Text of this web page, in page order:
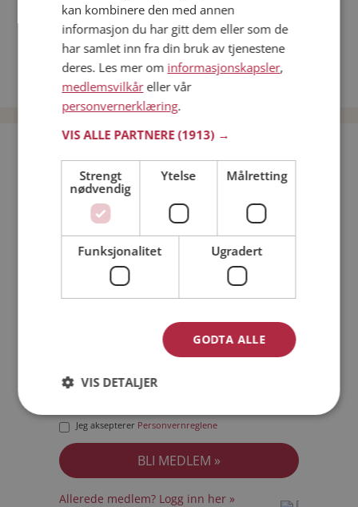
Kvinner fra Lillestrøm
Date kvinner i Norge
Date menn i Norge
Jeg er en: Mann Kvinne
Min alder:
Jeg aksepterer Personvernreglene
Allerede medlem? Logg inn her »
kan kombinere den med annen
informasjon du har gitt dem eller som de
har samlet inn fra din bruk av tjenestene
deres. Les mer om informasjonskapsler,
medlemsvilkåreller vår
personvernerklæring.
VIS ALLE PARTNERE(1913) →
Strengt
nødvendig
Ytelse Målretting
Funksjonalitet Ugradert
GODTA ALLE
VIS DETALJER